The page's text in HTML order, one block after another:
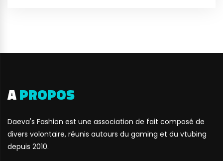
APROPOS
Daeva's Fashion est une association de fait composé de
divers volontaire, réunis autours du gaming et du vtubing
depuis 2010.